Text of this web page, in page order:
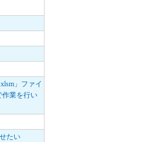
」ファイ
作業を行い
たい